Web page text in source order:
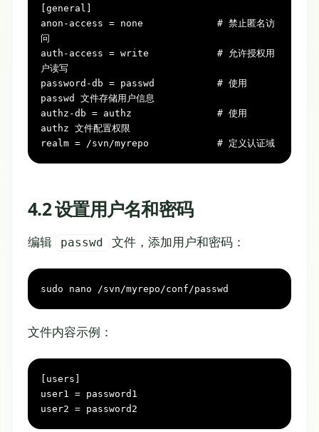
[general]
anon-access = none             # 禁止匿名访
问
auth-access = write            # 允许授权用
户读写
password-db = passwd           # 使用
passwd 文件存储用户信息
authz-db = authz               # 使用
authz 文件配置权限
realm = /svn/myrepo            # 定义认证域
4.2 设置用户名和密码
编辑 passwd 文件，添加用户和密码：
sudo nano /svn/myrepo/conf/passwd
文件内容示例：
[users]
user1 = password1
user2 = password2